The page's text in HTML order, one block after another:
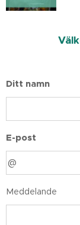
Ditt namn
E-post
Meddelande